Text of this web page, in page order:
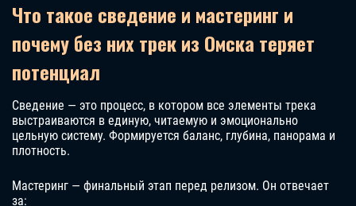
Что такое сведение и мастеринг и
почему без них трек из Омска теряет
потенциал
Сведение — это процесс, в котором все элементы трека
выстраиваются в единую, читаемую и эмоционально
цельную систему. Формируется баланс, глубина, панорама и
плотность.
Мастеринг — финальный этап перед релизом. Он отвечает
за: